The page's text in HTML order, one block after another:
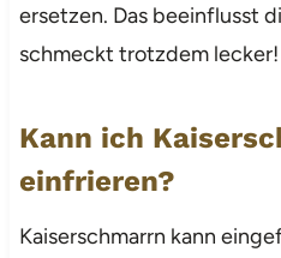
ersetzen. Das beeinflusst
schmeckt trotzdem lecker!
Kann ich
einfrieren?
Kaiserschmarrn kann